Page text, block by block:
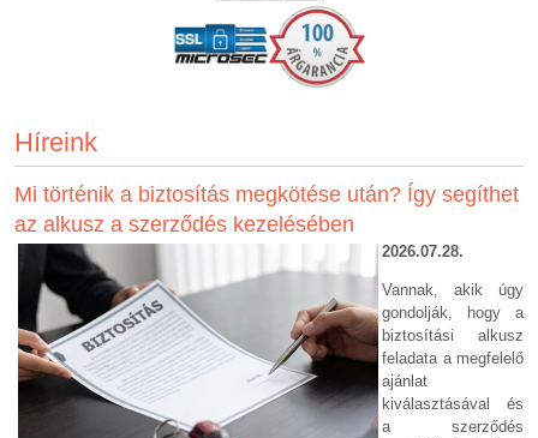
Híreink
Mi történik a biztosítás megkötése után? Így segíthet
az alkusz a szerződés kezelésében
2026.07.28.
Vannak, akik úgy
gondolják, hogy a
biztosítási alkusz
feladata a megfelelő
ajánlat
kiválasztásával és
a szerződés